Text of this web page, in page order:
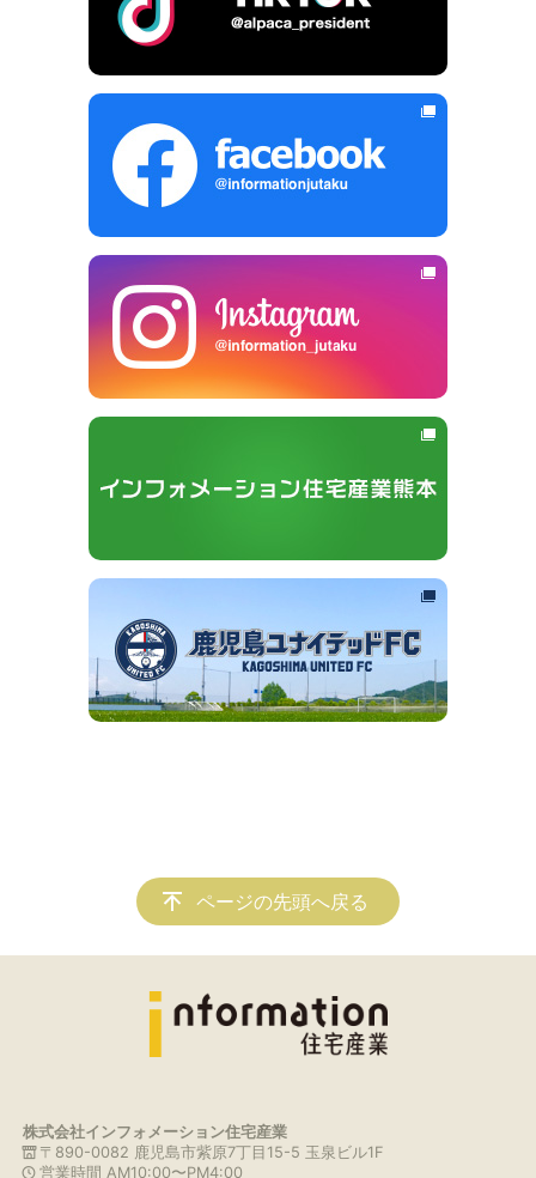
ページの先頭へ戻る
株式会社インフォメーション住宅産業
〒890-0082 鹿児島市紫原7丁目15-5 玉泉ビル1F
営業時間 AM10:00〜PM4:00